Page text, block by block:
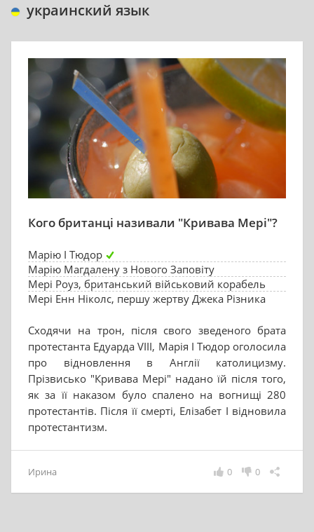
украинский язык
Кого британці називали "Кривава Мері"?
Марію I Тюдор
Марію Магдалену з Нового Заповіту
Мері Роуз, британський військовий корабель
Мері Енн Ніколс, першу жертву Джека Різника
Сходячи на трон, після свого зведеного брата
протестанта Едуарда VIII, Марія I Тюдор оголосила
про відновлення в Англії католицизму.
Прізвисько "Кривава Мері" надано їй після того,
як за її наказом було спалено на вогнищі 280
протестантів. Після її смерті, Елізабет I відновила
протестантизм.
Ирина 0
0